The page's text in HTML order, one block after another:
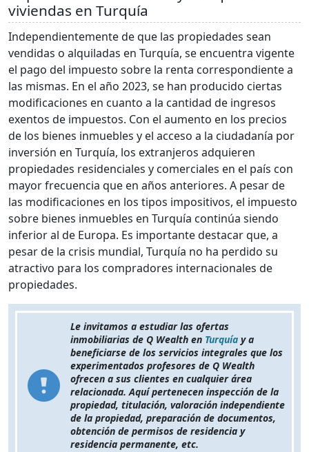
viviendas en Turquía
Independientemente de que las propiedades sean
vendidas o alquiladas en Turquía, se encuentra vigente
el pago del impuesto sobre la renta correspondiente a
las mismas. En el año 2023, se han producido ciertas
modificaciones en cuanto a la cantidad de ingresos
exentos de impuestos. Con el aumento en los precios
de los bienes inmuebles y el acceso a la ciudadanía por
inversión en Turquía, los extranjeros adquieren
propiedades residenciales y comerciales en el país con
mayor frecuencia que en años anteriores. A pesar de
las modificaciones en los tipos impositivos, el impuesto
sobre bienes inmuebles en Turquía continúa siendo
inferior al de Europa. Es importante destacar que, a
pesar de la crisis mundial, Turquía no ha perdido su
atractivo para los compradores internacionales de
propiedades.
Le invitamos a estudiar las ofertas
inmobiliarias de Q Wealth en Turquía y a
beneficiarse de los servicios integrales que los
experimentados profesores de Q Wealth
ofrecen a sus clientes en cualquier área
relacionada. Aquí pertenecen inspección de la
propiedad, titulación, valoración independiente
de la propiedad, preparación de documentos,
obtención de permisos de residencia y
residencia permanente, etc.